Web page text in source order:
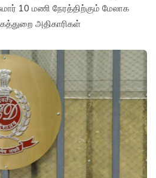
10 மணி நேரத்திற்கும் மேலாக
அமலாக்கத்துறை அதிகாரிகள்